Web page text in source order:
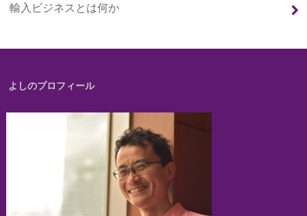
輸入ビジネスとは何か
よしのプロフィール